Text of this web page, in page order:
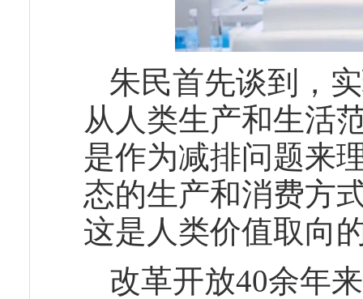
朱民首先谈到，
从人类生产和生活
是作为减排问题来
态的生产和消费方
这是人类价值取向
改革开放40余年